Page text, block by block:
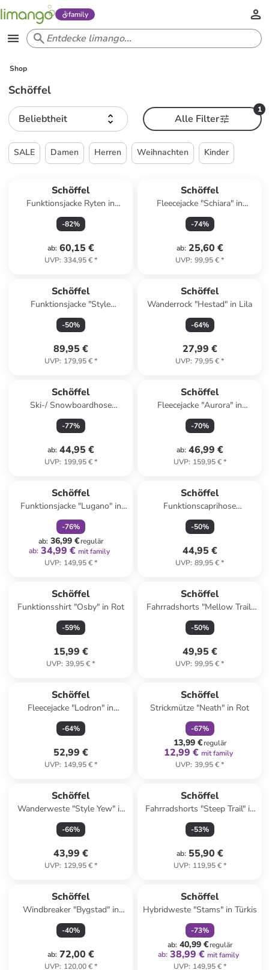
family
Shop
Schöffel
Beliebtheit
1
Alle Filter
SALE Damen Herren Weihnachten Kinder
Schöffel
Funktionsjacke Ryten in
tuerkis
-82%
ab: 60,15 €
UVP: 334,95 €*
Schöffel
Fleecejacke "Schiara" in
Dunkelblau
-74%
ab: 25,60 €
UVP: 99,95 €*
Schöffel
Funktionsjacke "Style
Migandi" in Creme
-50%
89,95 €
UVP: 179,95 €*
Schöffel
Wanderrock "Hestad" in Lila
-64%
27,99 €
UVP: 79,95 €*
Schöffel
Ski-/ Snowboardhose
"Weissach" in Hellblau
-77%
ab: 44,95 €
UVP: 199,95 €*
Schöffel
Fleecejacke "Aurora" in
Dunkelblau
-70%
ab: 46,99 €
UVP: 159,95 €*
Schöffel
Funktionsjacke "Lugano" in
Orange
-76%
ab: 36,99 €regulär
ab: 34,99 € mit family
UVP: 149,95 €*
Schöffel
Funktionscaprihose
"Caracas2" in Fuchsia
-50%
44,95 €
UVP: 89,95 €*
Schöffel
Funktionsshirt "Osby" in Rot
-59%
15,99 €
UVP: 39,95 €*
Schöffel
Fahrradshorts "Mellow Trail"
in Hellblau
-50%
49,95 €
UVP: 99,95 €*
Schöffel
Fleecejacke "Lodron" in
Dunkelblau/ Weiß
-64%
52,99 €
UVP: 149,95 €*
Schöffel
Strickmütze "Neath" in Rot
-67%
13,99 €regulär
12,99 € mit family
UVP: 39,95 €*
Schöffel
Wanderweste "Style Yew" in
Beige
-66%
43,99 €
UVP: 129,95 €*
Schöffel
Fahrradshorts "Steep Trail" in
Rot
-53%
ab: 55,90 €
UVP: 119,95 €*
Schöffel
Windbreaker "Bygstad" in
Dunkelblau
-40%
ab: 72,00 €
UVP: 120,00 €*
Schöffel
Hybridweste "Stams" in Türkis
-73%
ab: 40,99 €regulär
ab: 38,99 € mit family
UVP: 149,95 €*